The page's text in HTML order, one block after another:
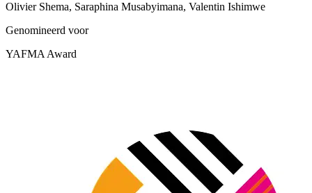
Olivier Shema, Saraphina Musabyimana, Valentin Ishimwe
Genomineerd voor
YAFMA Award